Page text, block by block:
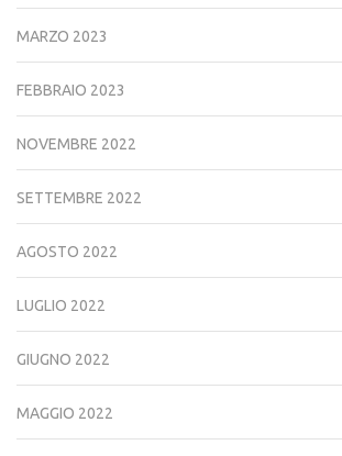
MARZO 2023
FEBBRAIO 2023
NOVEMBRE 2022
SETTEMBRE 2022
AGOSTO 2022
LUGLIO 2022
GIUGNO 2022
MAGGIO 2022